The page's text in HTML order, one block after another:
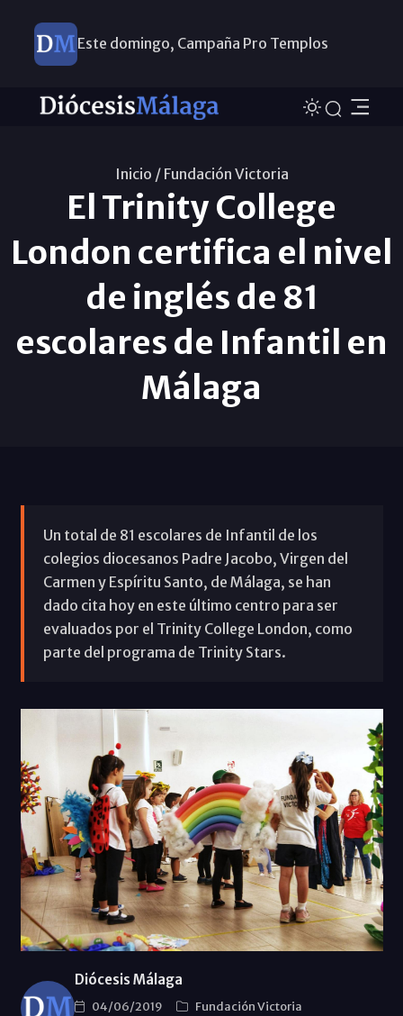
Este domingo, Campaña Pro Templos
Inicio / Fundación Victoria
El Trinity College
London certifica el nivel
de inglés de 81
escolares de Infantil en
Málaga
Un total de 81 escolares de Infantil de los
colegios diocesanos Padre Jacobo, Virgen del
Carmen y Espíritu Santo, de Málaga, se han
dado cita hoy en este último centro para ser
evaluados por el Trinity College London, como
parte del programa de Trinity Stars.
Diócesis Málaga
04/06/2019
Fundación Victoria